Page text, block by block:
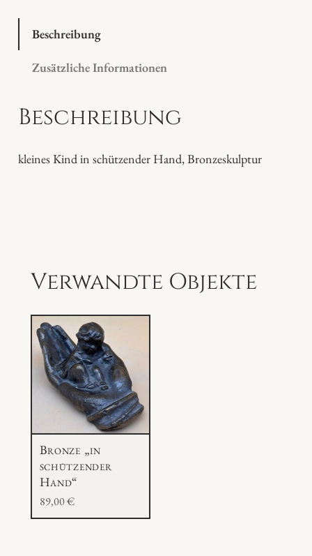
z
"
b
r
Beschreibung
Zusätzliche Informationen
Beschreibung
kleines Kind in schützender Hand, Bronzeskulptur
Verwandte Objekte
Bronze „in
schützender
Hand“
89,00€